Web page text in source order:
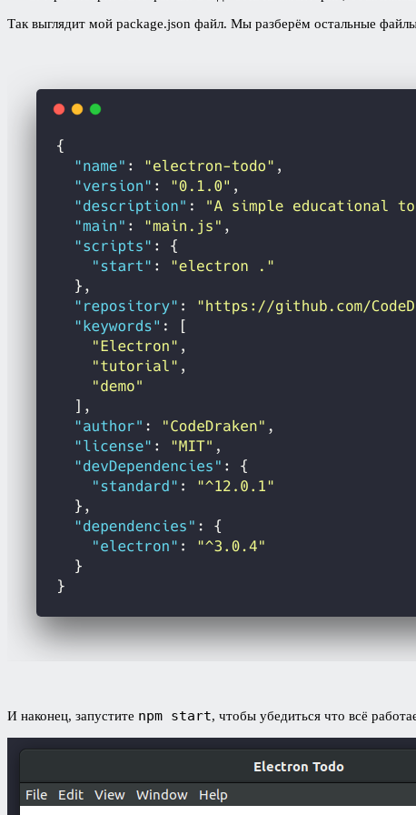
Так выглядит мой package.json файл. Мы разберём остальные
И наконец, запустите npm start, чтобы убедиться что всё